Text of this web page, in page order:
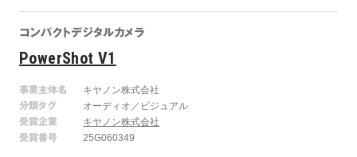
コンパクトデジタルカメラ
PowerShot V1
事業主体名
キヤノン株式会社
分類タグ
オーディオ／ビジュアル
受賞企業
キヤノン株式会社
受賞番号
25G060349